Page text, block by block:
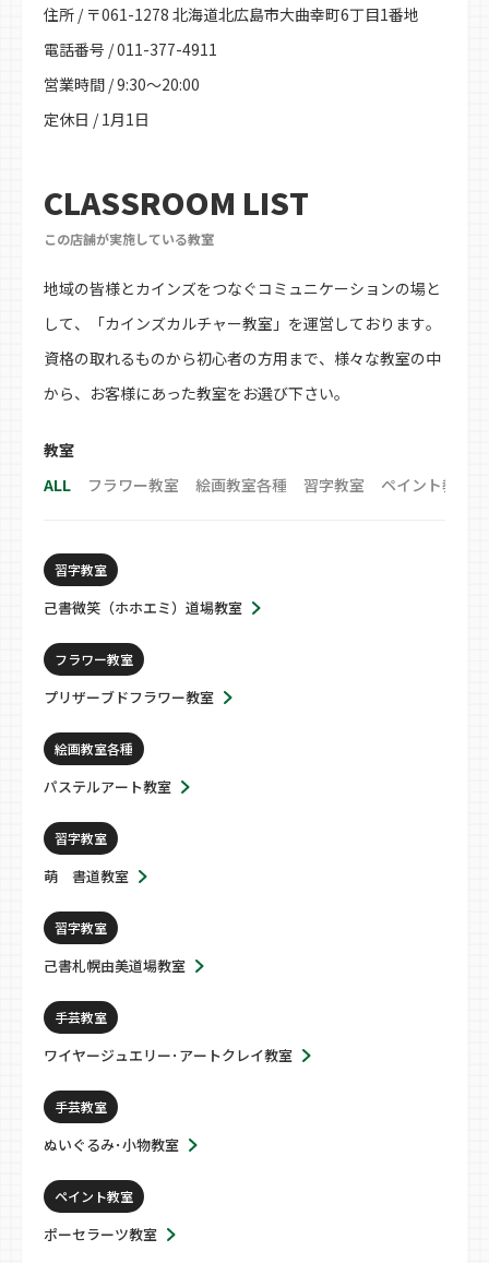
住所 / 〒061-1278 北海道北広島市大曲幸町6丁目1番地
電話番号 / 011-377-4911
営業時間 / 9:30～20:00
定休日 / 1月1日
CLASSROOM LIST
この店舗が実施している教室
地域の皆様とカインズをつなぐコミュニケーションの場と
して、「カインズカルチャー教室」を運営しております。
資格の取れるものから初心者の方用まで、様々な教室の中
から、お客様にあった教室をお選び下さい。
教室
ALL
フラワー教室 絵画教室各種 習字教室 ペイント教室
習字教室
己書微笑（ホホエミ）道場教室
フラワー教室
プリザーブドフラワー教室
絵画教室各種
パステルアート教室
習字教室
萌 書道教室
習字教室
己書札幌由美道場教室
手芸教室
ワイヤージュエリー･アートクレイ教室
手芸教室
ぬいぐるみ･小物教室
ペイント教室
ポーセラーツ教室